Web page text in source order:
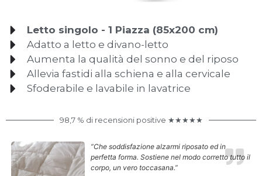
Letto singolo - 1 Piazza (85x200 cm)
Adatto a letto e divano-letto
Aumenta la qualità del sonno e del riposo
Allevia fastidi alla schiena e alla cervicale
Sfoderabile e lavabile in lavatrice
98,7 % di recensioni positive ★★★★★
“Che soddisfazione alzarmi riposato ed in
perfetta forma. Sostiene nel modo corretto tutto il
corpo, un vero toccasana.”